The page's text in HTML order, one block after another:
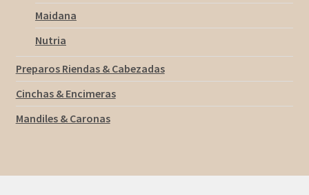
Maidana
Nutria
Preparos Riendas & Cabezadas
Cinchas & Encimeras
Mandiles & Caronas